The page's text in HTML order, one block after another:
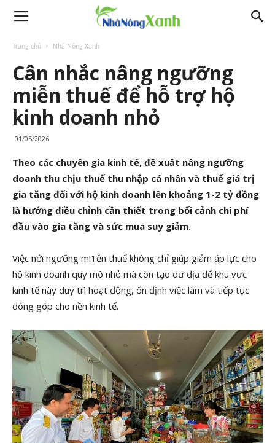
Trang chủ Nhà Nông Xanh
Cân nhắc nâng ngưỡng
miễn thuế để hỗ trợ hộ
kinh doanh nhỏ
01/05/2026
Theo các chuyên gia kinh tế, đề xuất nâng ngưỡng
doanh thu chịu thuế thu nhập cá nhân và thuế giá trị
gia tăng đối với hộ kinh doanh lên khoảng 1-2 tỷ đồng
là hướng điều chỉnh cần thiết trong bối cảnh chi phí
đầu vào gia tăng và sức mua suy giảm.
Việc nới ngưỡng mi1ễn thuế không chỉ giúp giảm áp lực cho
hộ kinh doanh quy mô nhỏ mà còn tạo dư địa để khu vực
kinh tế này duy trì hoạt động, ổn định việc làm và tiếp tục
đóng góp cho nền kinh tế.